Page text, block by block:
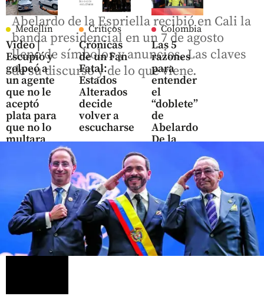
Medellín
Video |
Escupió y
golpeó a
un agente
que no le
aceptó
plata para
que no lo
multara
Críticos
Crónicas
de un Fan
Fatal:
Estados
Alterados
decide
volver a
escucharse
Colombia
Las 5
razones
para
entender
el
“doblete”
de
Abelardo
De la
Abelardo de la Espriella recibió en Cali la
banda presidencial en un 7 de agosto
lleno de símbolos y anuncios. Las claves
de su discurso y de lo que viene.